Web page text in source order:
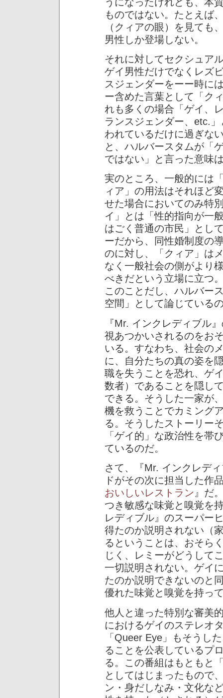
ものではない。たとえば
（クィアの眼）を見ても
男性しか登場しない。
それに対してセクシュア
ゲイ男性だけでなくレズ
スジェンダーをーー時に
ー含めた言葉として「ク
れも多くの場合「ゲイ、
ランスジェンダー、etc.
われているだけに過ぎな
と、ハルバースタムが「
ではない」と言った意味
実のところ、一般的には
ィア」の用法はそれほど
せた場合においてのみ特
イ」とは「性的指向が一
はごく普通の市民」とし
ーだから、同性婚制度の
のに対し、「クィア」は
なく一般社会の側がより
べきだという立場に立つ
このことだし、ハルバー
空間」として論じている
『Mr. インクレディブル
視あつかいされるのをお
いる。すなわち、社会の
に、自分たちの真の姿を
職を失うことを恐れ、ゲ
数者）であることを隠し
できる。そうした一家が
機を救うことでカミング
る。そうしたストーリー
「ゲイ的」な政治性を帯
ているのだ。
さて、『Mr. インクレデ
ドがその次に担当した作
おいしいレストラン 』だ
つき敏感な味覚と嗅覚を
レディブル』のスーパー
得たのか説明されない（
るということは、おそら
じく、レミーがどうして
一切説明されない。ゲイ
たのか説明できないのと
優れた味覚と嗅覚を持っ
他人と違った特別な審美
におけるゲイのステレオ
「Queer Eye」もそうし
ることを公表しているプ
る。この番組はもともと
としてはじまったもので
ン・身だしなみ・文化な